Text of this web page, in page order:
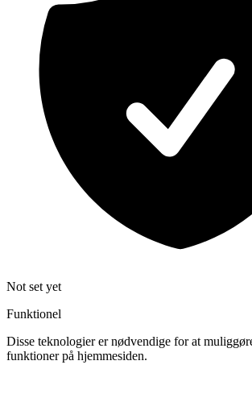
Not set yet
Funktionel
Disse teknologier er nødvendige for at
funktioner på hjemmesiden.